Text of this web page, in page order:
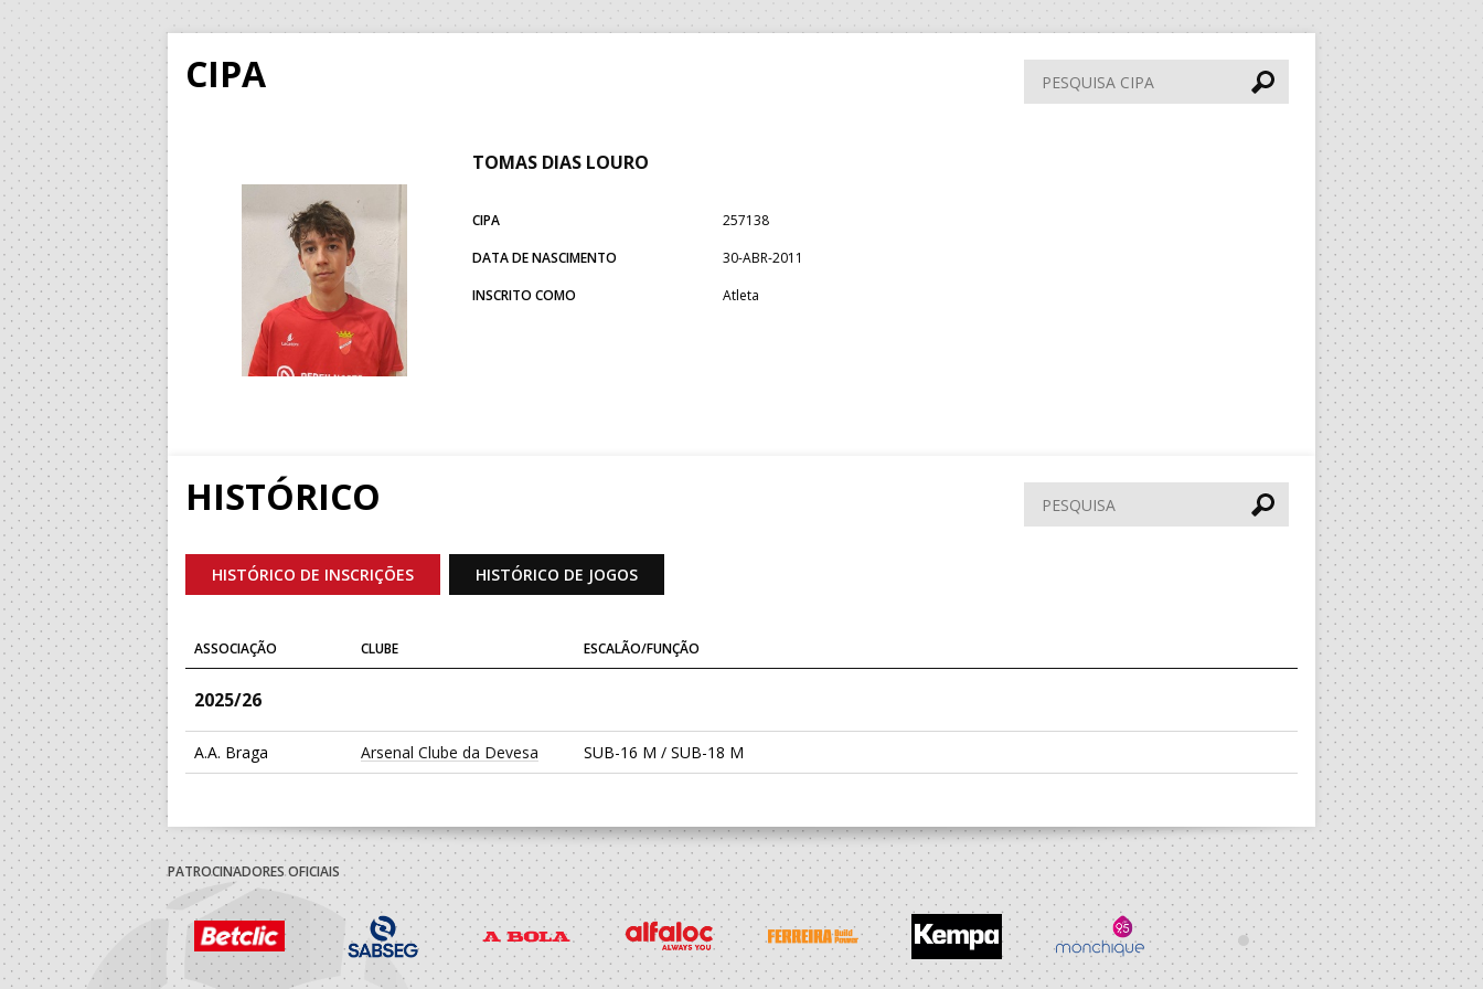
CIPA
Pesquisa
CIPA
TOMAS DIAS LOURO
CIPA
257138
DATA DE NASCIMENTO
30-ABR-2011
INSCRITO COMO
Atleta
HISTÓRICO Pesquisar
HISTÓRICO DE INSCRIÇÕES HISTÓRICO DE JOGOS
ASSOCIAÇÃO CLUBE ESCALÃO/FUNÇÃO
2025/26
A.A. Braga Arsenal Clube da Devesa SUB-16 M / SUB-18 M
PATROCINADORES OFICIAIS